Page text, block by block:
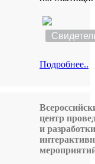
Подробнее..
центр
и разработки